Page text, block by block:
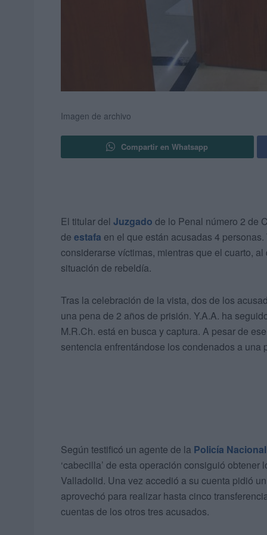
Imagen de archivo
Compartir en Whatsapp
El titular del Juzgado de lo Penal número 2 de
de estafa en el que están acusadas 4
considerarse víctimas, mientras que el cuarto,
situación de rebeldía.
Tras la celebración de la vista, dos de los
una pena de 2 años de prisión. Y.A.A. ha
M.R.Ch. está en busca y captura. A pesar de
sentencia enfrentándose los condenados a una
Según testificó un agente de la Policía Nacional
‘cabecilla’ de esta operación consiguió
Valladolid. Una vez accedió a su cuenta pidió
aprovechó para realizar hasta cinco
cuentas de los otros tres acusados.